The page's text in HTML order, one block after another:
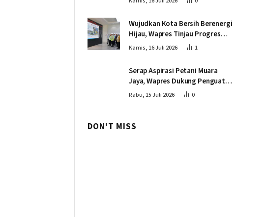
Wujudkan Kota Bersih Berenergi
Hijau, Wapres Tinjau Progres
Pembangunan PSEL di
Kamis, 16 Juli 2026 1
Serap Aspirasi Petani Muara
Jaya, Wapres Dukung Penguatan
Ekosistem Singkong untuk
Rabu, 15 Juli 2026 0
DON'T MISS